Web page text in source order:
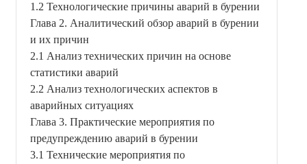
1.2 Технологические причины аварий в бурении
Глава 2. Аналитический обзор аварий в бурении
и их причин
2.1 Анализ технических причин на основе
статистики аварий
2.2 Анализ технологических аспектов в
аварийных ситуациях
Глава 3. Практические мероприятия по
предупреждению аварий в бурении
3.1 Технические мероприятия по